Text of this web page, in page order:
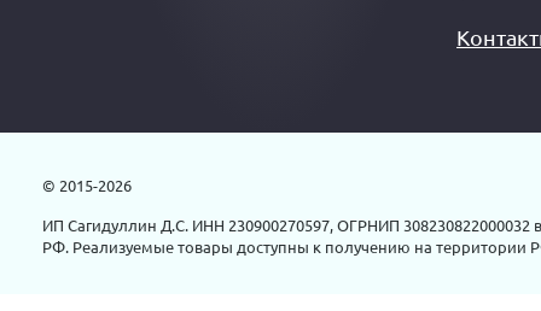
© 2015-2026
ИП Сагидуллин Д.С. ИНН 230900270597, ОГРНИП 308230822000032
РФ. Реализуемые товары доступны к получению на территории